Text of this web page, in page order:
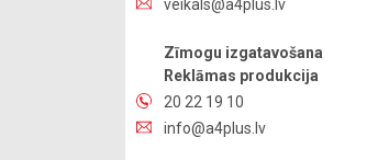
veikals@a4plus.lv
Zīmogu izgatavošana
Reklāmas produkcija
20 22 19 10
info@a4plus.lv